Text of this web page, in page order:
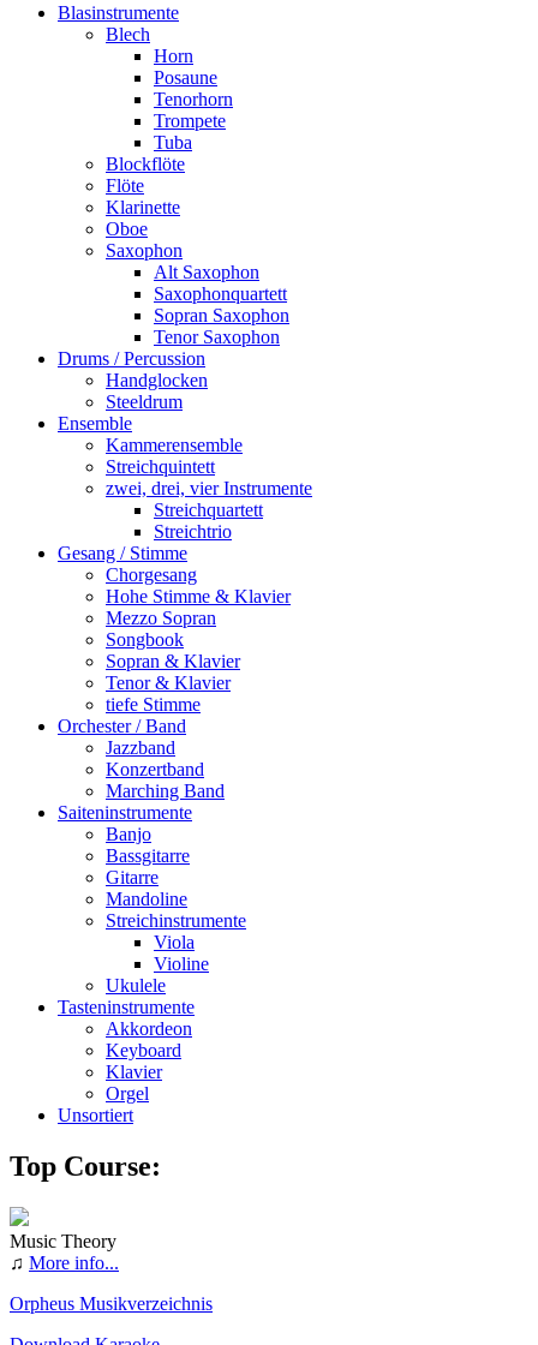
Blasinstrumente
Blech
Horn
Posaune
Tenorhorn
Trompete
Tuba
Blockflöte
Flöte
Klarinette
Oboe
Saxophon
Alt Saxophon
Saxophonquartett
Sopran Saxophon
Tenor Saxophon
Drums / Percussion
Handglocken
Steeldrum
Ensemble
Kammerensemble
Streichquintett
zwei, drei, vier Instrumente
Streichquartett
Streichtrio
Gesang / Stimme
Chorgesang
Hohe Stimme & Klavier
Mezzo Sopran
Songbook
Sopran & Klavier
Tenor & Klavier
tiefe Stimme
Orchester / Band
Jazzband
Konzertband
Marching Band
Saiteninstrumente
Banjo
Bassgitarre
Gitarre
Mandoline
Streichinstrumente
Viola
Violine
Ukulele
Tasteninstrumente
Akkordeon
Keyboard
Klavier
Orgel
Unsortiert
Top Course:
Music Theory
♫ More info...
Orpheus Musikverzeichnis